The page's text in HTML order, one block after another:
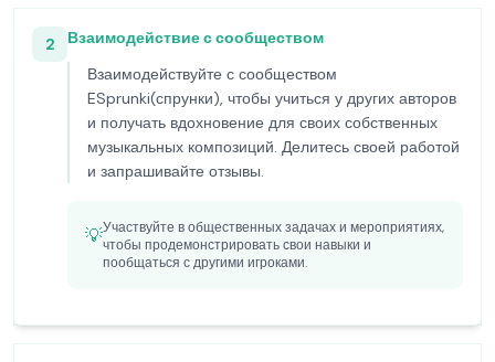
2
Взаимодействие с сообществом
Взаимодействуйте с сообществом
ESprunki(спрунки), чтобы учиться у других авторов
и получать вдохновение для своих собственных
музыкальных композиций. Делитесь своей работой
и запрашивайте отзывы.
💡Участвуйте в общественных задачах и мероприятиях,
чтобы продемонстрировать свои навыки и
пообщаться с другими игроками.